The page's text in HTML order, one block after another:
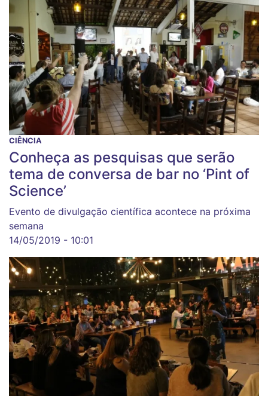
CIÊNCIA
Conheça as pesquisas que serão
tema de conversa de bar no ‘Pint of
Science’
Evento de divulgação científica acontece na próxima
semana
14/05/2019 - 10:01